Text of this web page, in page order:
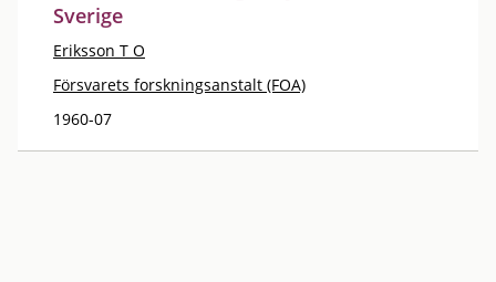
Sverige
Eriksson T O
Försvarets forskningsanstalt (FOA)
1960-07